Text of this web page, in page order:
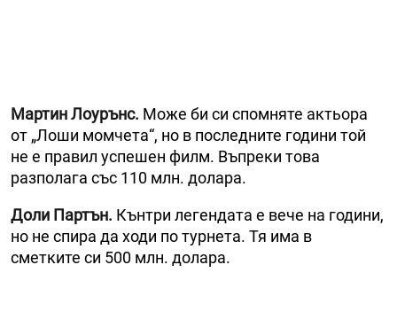
Мартин Лоурънс. Може би си спомняте актьора
от „Лоши момчета“, но в последните години той
не е правил успешен филм. Въпреки това
разполага със 110 млн. долара.
Доли Партън. Кънтри легендата е вече на години,
но не спира да ходи по турнета. Тя има в
сметките си 500 млн. долара.